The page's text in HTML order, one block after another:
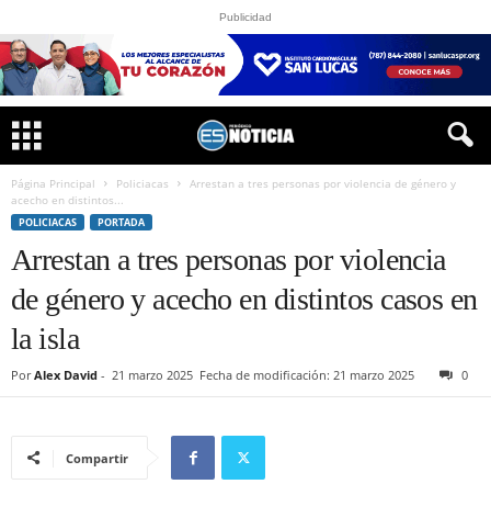
Publicidad
Página Principal Policiacas
Arrestan a tres personas por violencia de género y
acecho en distintos...
POLICIACAS PORTADA
Arrestan a tres personas por violencia
de género y acecho en distintos casos en
la isla
Por Alex David - 21 marzo 2025 Fecha de modificación: 21 marzo 2025 0
Compartir